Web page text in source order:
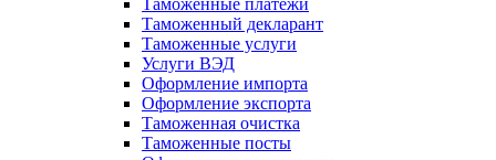
Таможенные платежи
Таможенный декларант
Таможенные услуги
Услуги ВЭД
Оформление импорта
Оформление экспорта
Таможенная очистка
Таможенные посты